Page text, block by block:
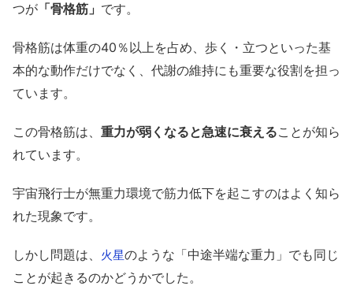
つが 「骨格筋」 です。
骨格筋は体重の40％以上を占め、歩く・立つといった基
本的な動作だけでなく、代謝の維持にも重要な役割を担っ
ています。
この骨格筋は、 重力が弱くなると急速に衰えることが知ら
れています。
宇宙飛行士が無重力環境で筋力低下を起こすのはよく知ら
れた現象です。
しかし問題は、 火星のような「中途半端な重力」でも同じ
ことが起きるのかどうかでした。